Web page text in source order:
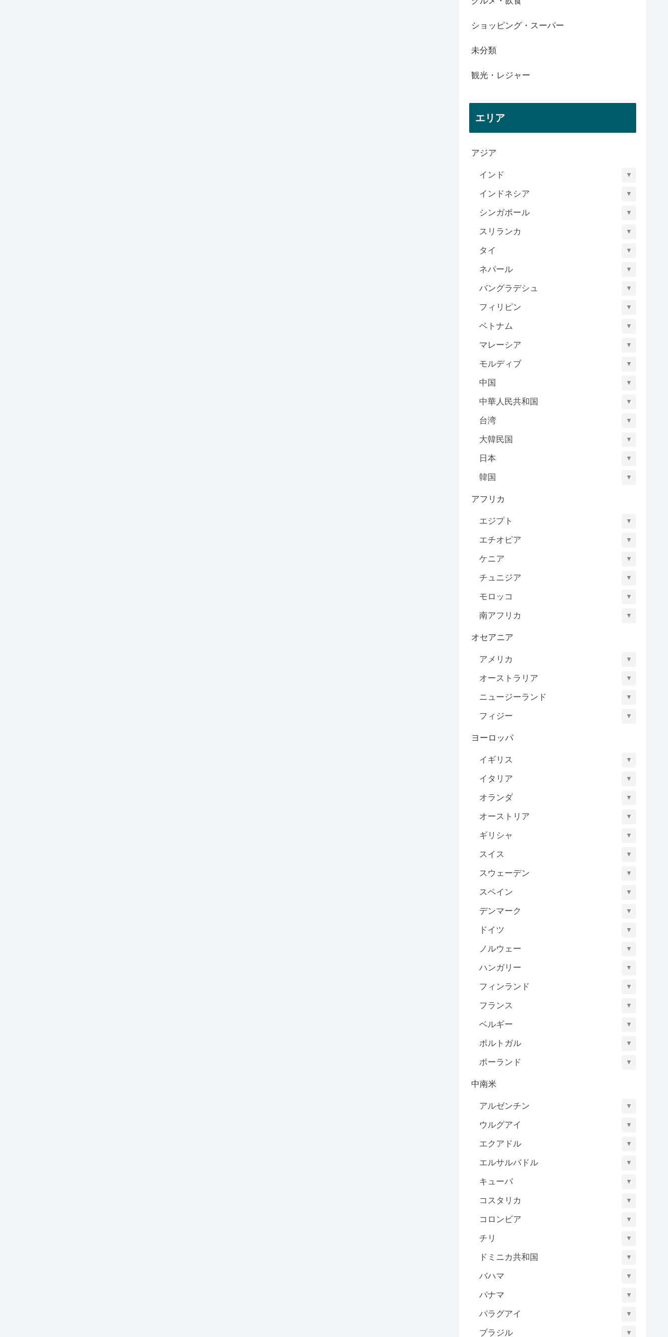
ショッピング・スーパー
未分類
観光・レジャー
エリア
アジア
インド ▼
インドネシア ▼
シンガポール ▼
スリランカ ▼
タイ ▼
ネパール ▼
バングラデシュ ▼
フィリピン ▼
ベトナム ▼
マレーシア ▼
モルディブ ▼
中国 ▼
中華人民共和国 ▼
台湾 ▼
大韓民国 ▼
日本 ▼
韓国 ▼
アフリカ
エジプト ▼
エチオピア ▼
ケニア ▼
チュニジア ▼
モロッコ ▼
南アフリカ ▼
オセアニア
アメリカ ▼
オーストラリア ▼
ニュージーランド ▼
フィジー ▼
ヨーロッパ
イギリス ▼
イタリア ▼
オランダ ▼
オーストリア ▼
ギリシャ ▼
スイス ▼
スウェーデン ▼
スペイン ▼
デンマーク ▼
ドイツ ▼
ノルウェー ▼
ハンガリー ▼
フィンランド ▼
フランス ▼
ベルギー ▼
ポルトガル ▼
ポーランド ▼
中南米
アルゼンチン ▼
ウルグアイ ▼
エクアドル ▼
エルサルバドル ▼
キューバ ▼
コスタリカ ▼
コロンビア ▼
チリ ▼
ドミニカ共和国 ▼
バハマ ▼
パナマ ▼
パラグアイ ▼
ブラジル ▼